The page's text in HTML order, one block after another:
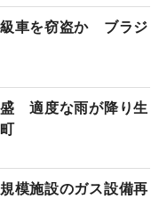
級車を窃盗か ブラジ
適度な雨が降り生
模施設のガス設備再